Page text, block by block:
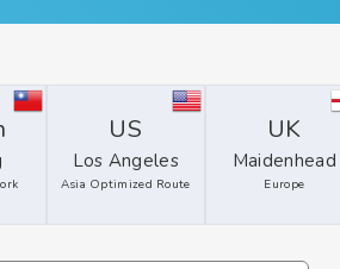
US
Los Angeles
Asia Optimized Route
UK
Maidenhead
Europe